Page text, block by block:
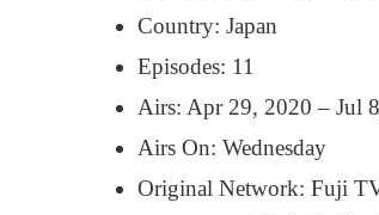
Country: Japan
Episodes: 11
Airs: Apr 29, 2020 – Jul
Airs On: Wednesday
Original Network: Fuji